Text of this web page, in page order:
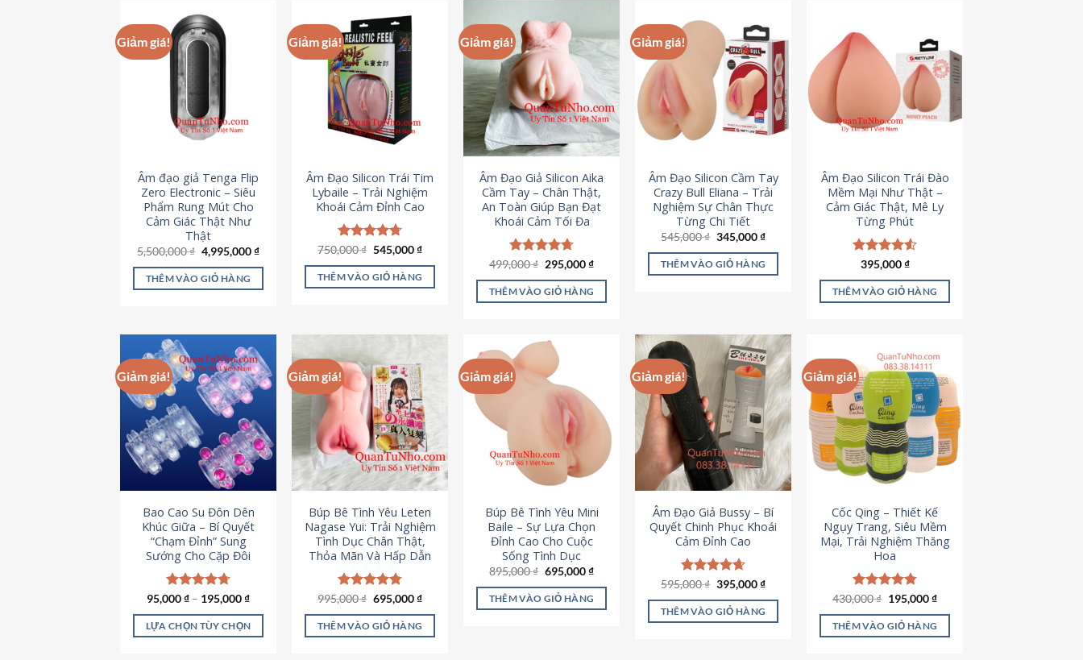
Giảm giá!
Âm đạo giả Tenga Flip
Zero Electronic – Siêu
Phẩm Rung Mút Cho
Cảm Giác Thật Như
Thật
5,500,000₫ Giá
gốc
là:
5,500,000 ₫.
4,995,000₫Giá
tại
THÊM VÀO GIỎ HÀNG
Giảm giá!
Âm Đạo Silicon Trái Tim
Lybaile – Trải Nghiệm
Khoái Cảm Đỉnh Cao
Được xếp
5 sao
750,000₫ Giá
là:
750,000 ₫.
545,000₫Giá
tại
là:
THÊM VÀO GIỎ HÀNG
Giảm giá!
Âm Đạo Giả Silicon Aika
Cầm Tay – Chân Thật,
An Toàn Giúp Bạn Đạt
Khoái Cảm Tối Đa
Được xếp
5 sao
499,000₫ Giá
là:
499,000 ₫.
295,000₫Giá
tại
là:
THÊM VÀO GIỎ HÀNG
Giảm giá!
Âm Đạo Silicon Cầm Tay
Crazy Bull Eliana – Trải
Nghiệm Sự Chân Thực
Từng Chi Tiết
545,000₫ Giá
là:
545,000 ₫.
345,000₫Giá
tại
là:
THÊM VÀO GIỎ HÀNG
Âm Đạo Silicon Trái Đào
Mềm Mại Như Thật –
Cảm Giác Thật, Mê Ly
Từng Phút
Được xếp
5 sao
395,000₫
THÊM VÀO GIỎ HÀNG
Giảm giá!
Bao Cao Su Đôn Dên
Khúc Giữa – Bí Quyết
“Chạm Đỉnh” Sung
Sướng Cho Cặp Đôi
Được xếp
5 sao
95,000₫ – 195,000₫
LỰA CHỌN TÙY CHỌN
Giảm giá!
Búp Bê Tình Yêu Leten
Nagase Yui: Trải Nghiệm
Tình Dục Chân Thật,
Thỏa Mãn Và Hấp Dẫn
Được xếp
5 sao
995,000₫ Giá
là:
995,000 ₫.
695,000₫Giá
tại
là:
THÊM VÀO GIỎ HÀNG
Giảm giá!
Búp Bê Tình Yêu Mini
Baile – Sự Lựa Chọn
Đỉnh Cao Cho Cuộc
Sống Tình Dục
895,000₫ Giá
là:
895,000 ₫.
695,000₫Giá
tại
là:
THÊM VÀO GIỎ HÀNG
Giảm giá!
Âm Đạo Giả Bussy – Bí
Quyết Chinh Phục Khoái
Cảm Đỉnh Cao
Được xếp
5 sao
595,000₫ Giá
là:
595,000 ₫.
395,000₫Giá
tại
là:
THÊM VÀO GIỎ HÀNG
Giảm giá!
Cốc Qing – Thiết Kế
Ngụy Trang, Siêu Mềm
Mại, Trải Nghiệm Thăng
Hoa
Được xếp
5 sao
430,000₫ Giá
là:
430,000 ₫.
195,000₫Giá
tại
là:
THÊM VÀO GIỎ HÀNG